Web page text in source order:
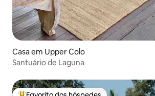
Casa em Upper Colo
Santuário de Laguna